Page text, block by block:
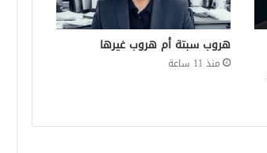
هروب سبتة أم هروب غيرها
منذ 11 ساعة